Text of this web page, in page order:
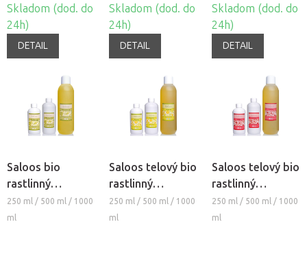
Skladom (dod. do
24h)
DETAIL
Skladom (dod. do
24h)
DETAIL
Skladom (dod. do
24h)
DETAIL
Saloos bio
rastlinný
masážny olej -
MARHUĽOVÝ
250 ml / 500 ml / 1000
ml
Saloos telový bio
rastlinný
masážny olej
CELULINE
250 ml / 500 ml / 1000
ml
Saloos telový bio
rastlinný
masážny olej
EROTIKA
250 ml / 500 ml / 1000
ml